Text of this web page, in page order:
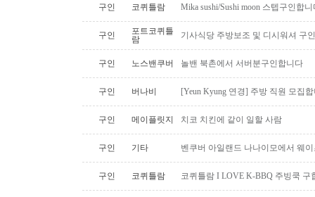
구인 코퀴틀람 Mika sushi/Sushi moon 스텝구인합
구인
포트코퀴틀
람
기사식당 주방보조 및 디시워셔 구
구인 노스밴쿠버 놀밴 북촌에서 서버분구인합니다
구인 버나비 [Yeun Kyung 연경] 주방 직원 모집
구인 메이플릿지 치코 치킨에 같이 일할 사람
구인 기타 벤쿠버 아일랜드 나나이모에서 웨
구인 코퀴틀람 코퀴틀람 I LOVE K-BBQ 주빙쿡 구